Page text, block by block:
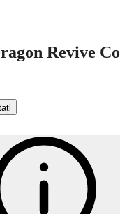
Revive